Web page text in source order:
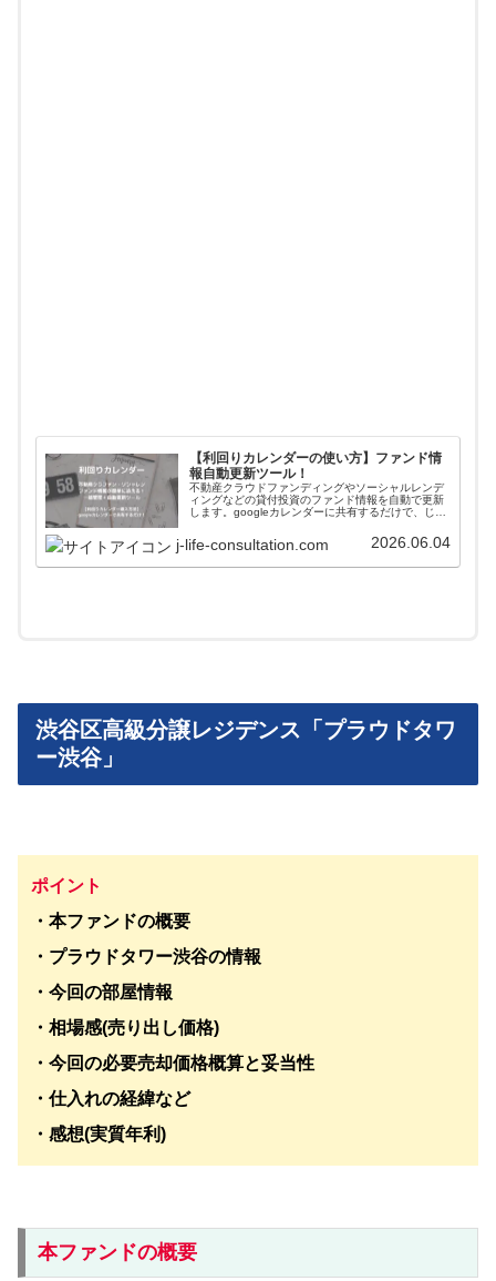
【利回りカレンダーの使い方】ファンド情
報自動更新ツール！
不動産クラウドファンディングやソーシャルレンデ
ィングなどの貸付投資のファンド情報を自動で更新
します。googleカレンダーに共有するだけで、じぇ
自動更新されます。使い方や導入方法を解説してい
ます。
j-life-consultation.com 2026.06.04
渋谷区高級分譲レジデンス「プラウドタワ
ー渋谷」
ポイント
・本ファンドの概要
・ プラウドタワー渋谷の情報
・今回の部屋情報
・相場感(売り出し価格)
・今回の必要売却価格概算と妥当性
・仕入れの経緯など
・感想(実質年利)
本ファンドの概要